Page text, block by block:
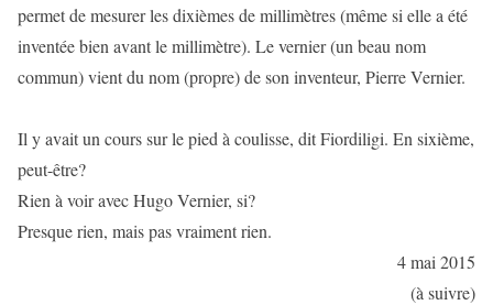
permet de mesurer les dixièmes de millimètres (même si elle a été
inventée bien avant le millimètre). Le vernier (un beau nom
commun) vient du nom (propre) de son inventeur, Pierre Vernier.
Il y avait un cours sur le pied à coulisse, dit Fiordiligi. En sixième,
peut-être?
Rien à voir avec Hugo Vernier, si?
Presque rien, mais pas vraiment rien.
4 mai 2015
(à suivre)